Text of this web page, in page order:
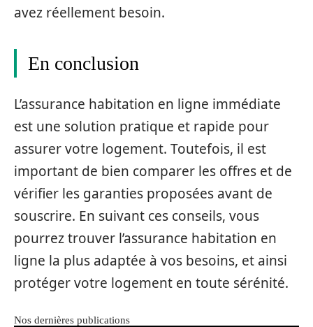
avez réellement besoin.
En conclusion
L’assurance habitation en ligne immédiate
est une solution pratique et rapide pour
assurer votre logement. Toutefois, il est
important de bien comparer les offres et de
vérifier les garanties proposées avant de
souscrire. En suivant ces conseils, vous
pourrez trouver l’assurance habitation en
ligne la plus adaptée à vos besoins, et ainsi
protéger votre logement en toute sérénité.
Nos dernières publications